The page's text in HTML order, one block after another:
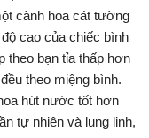
cành hoa cát tường
cao của chiếc bình
theo bạn tỉa thấp hơn
theo miệng bình.
hút nước tốt hơn
tự nhiên và lung linh,